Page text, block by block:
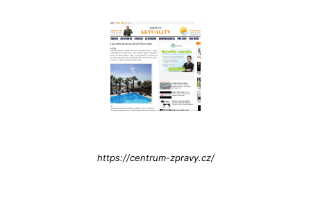
https://centrum-zpravy.cz/